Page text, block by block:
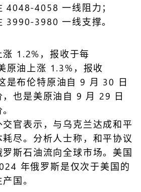
4048-4058 一线阻力；
3990-3980 一线支撑。
1.2%，报收于每
原油上涨 1.3%，报收
是布伦特原油自 9 月 30 日
，也是美原油自 9 月 29 日
官表示，与乌克兰达成和平
尽。分析人士称，和平协议
斯石油流向全球市场。美国
年俄罗斯是仅次于美国的
国。